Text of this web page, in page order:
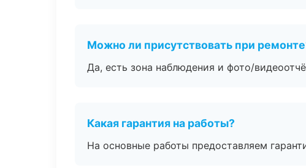
Можно ли присутствовать при
Да, есть зона наблюдения и фото/
Какая гарантия на работы?
На основные работы предоставляем